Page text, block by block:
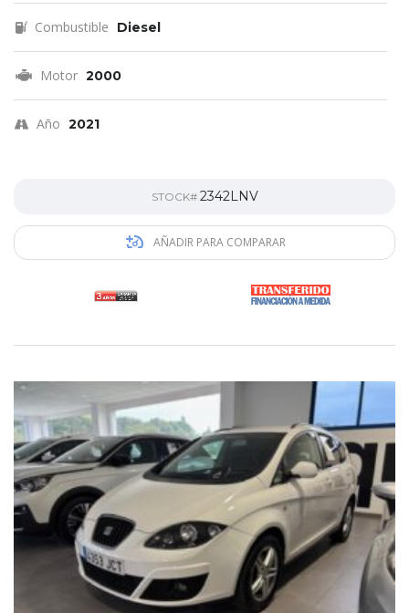
Combustible Diesel
Motor 2000
Año 2021
STOCK# 2342LNV
AÑADIR PARA COMPARAR